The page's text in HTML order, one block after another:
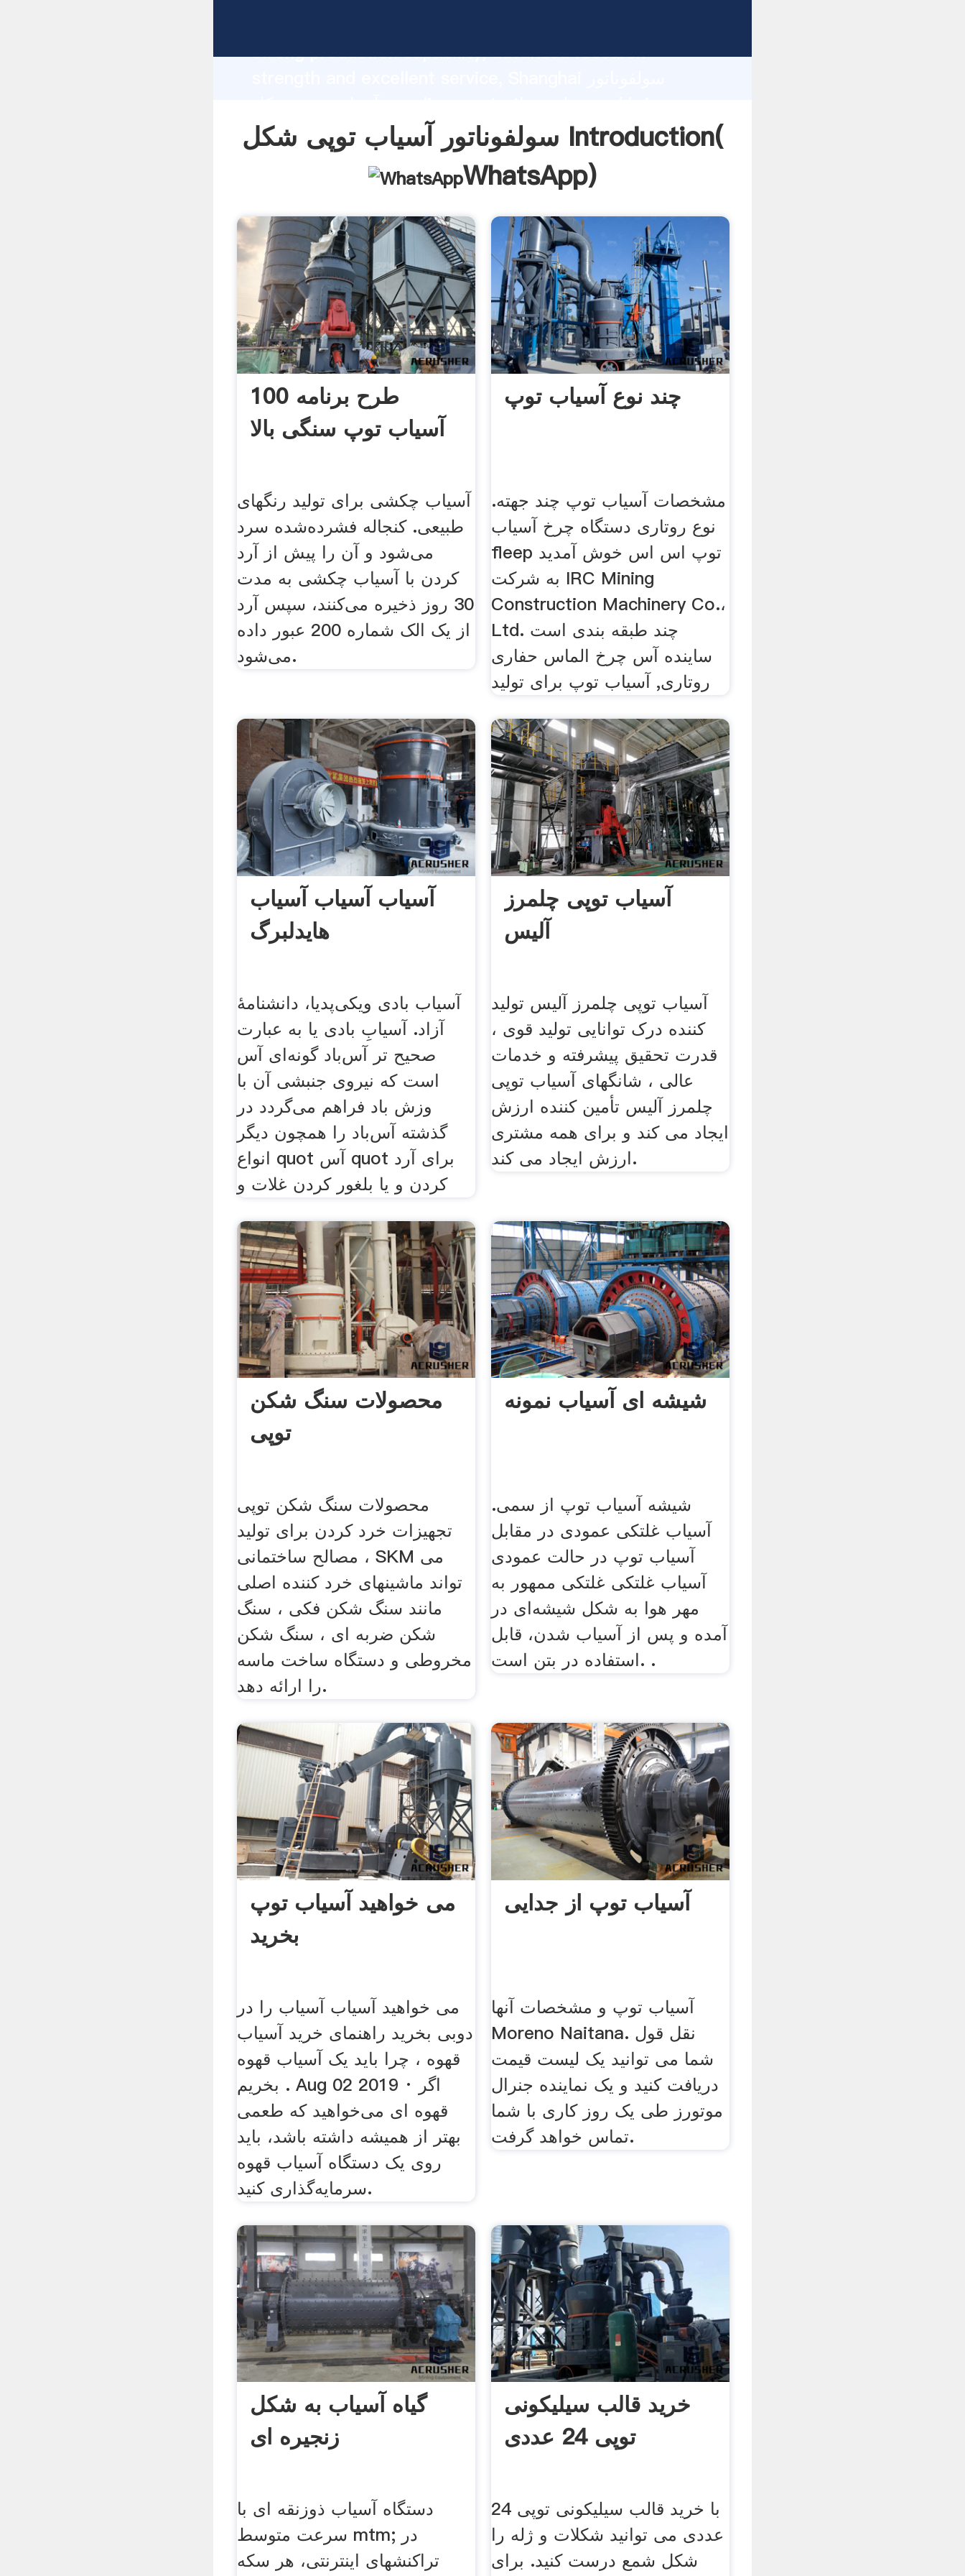
strong production capability, advanced research
values to all of customers.
سولفوناتور آسیاب توپی شکل Introduction(
WhatsApp)
100 طرح برنامه
آسیاب توپ سنگی بالا
آسیاب چکشی برای تولید رنگهای
طبیعی. کنجاله فشرده‌شده سرد
می‌شود و آن را پیش از آرد
کردن با آسیاب چکشی به مدت
30 روز ذخیره می‌کنند، سپس آرد
از یک الک شماره 200 عبور داده
می‌شود.
چند نوع آسیاب توپ
مشخصات آسیاب توپ چند جهته.
نوع روتاری دستگاه چرخ آسیاب
fleep توپ اس اس خوش آمدید
به شركت IRC Mining
Construction Machinery Co.،
Ltd. چند طبقه بندی است
ساینده آس چرخ الماس حفاری
روتاری, آسیاب توپ برای تولید
آسیاب آسیاب آسیاب
هایدلبرگ
آسیاب بادی ویکی‌پدیا، دانشنامهٔ
آزاد. آسیابِ بادی یا به عبارت
صحیح تر آس‌باد گونه‌ای آس
است که نیروی جنبشی آن با
وزش باد فراهم می‌گردد در
گذشته آس‌باد را همچون دیگر
انواع quot آس quot برای آرد
کردن و یا بلغور کردن غلات و
آسیاب توپی چلمرز
آلیس
آسیاب توپی چلمرز آلیس تولید
کننده درک توانایی تولید قوی ،
قدرت تحقیق پیشرفته و خدمات
عالی ، شانگهای آسیاب توپی
چلمرز آلیس تأمین کننده ارزش
ایجاد می کند و برای همه مشتری
ارزش ایجاد می کند.
محصولات سنگ شکن
توپی
محصولات سنگ شکن توپی
تجهیزات خرد کردن برای تولید
مصالح ساختمانی ، SKM می
تواند ماشینهای خرد کننده اصلی
مانند سنگ شکن فکی ، سنگ
شکن ضربه ای ، سنگ شکن
مخروطی و دستگاه ساخت ماسه
را ارائه دهد.
شیشه ای آسیاب نمونه
شیشه آسیاب توپ از سمی.
آسیاب غلتکی عمودی در مقابل
آسیاب توپ در حالت عمودی
آسیاب غلتکی غلتکی ممهور به
مهر هوا به شکل شیشه‌ای در
آمده و پس از آسیاب شدن‌، قابل
استفاده در بتن است. .
می خواهید آسیاب توپ
بخرید
می خواهید آسیاب آسیاب را در
دوبی بخرید راهنمای خرید آسیاب
قهوه ، چرا باید یک آسیاب قهوه
بخریم . Aug 02 2019 · اگر
قهوه ای می‌خواهید که طعمی
بهتر از همیشه داشته باشد، باید
روی یک دستگاه آسیاب قهوه
سرمایه‌گذاری کنید.
آسیاب توپ از جدایی
آسیاب توپ و مشخصات آنها
Moreno Naitana. نقل قول
شما می توانید یک لیست قیمت
دریافت کنید و یک نماینده جنرال
موتورز طی یک روز کاری با شما
تماس خواهد گرفت.
گیاه آسیاب به شکل
زنجیره ای
دستگاه آسیاب ذوزنقه ای با
سرعت متوسط mtm; در
تراکنشهای اینترنتی، هر سکه
خرید قالب سیلیکونی
توپی 24 عددی
با خرید قالب سیلیکونی توپی 24
عددی می توانید شکلات و ژله را
شکل شمع درست کنید. برای